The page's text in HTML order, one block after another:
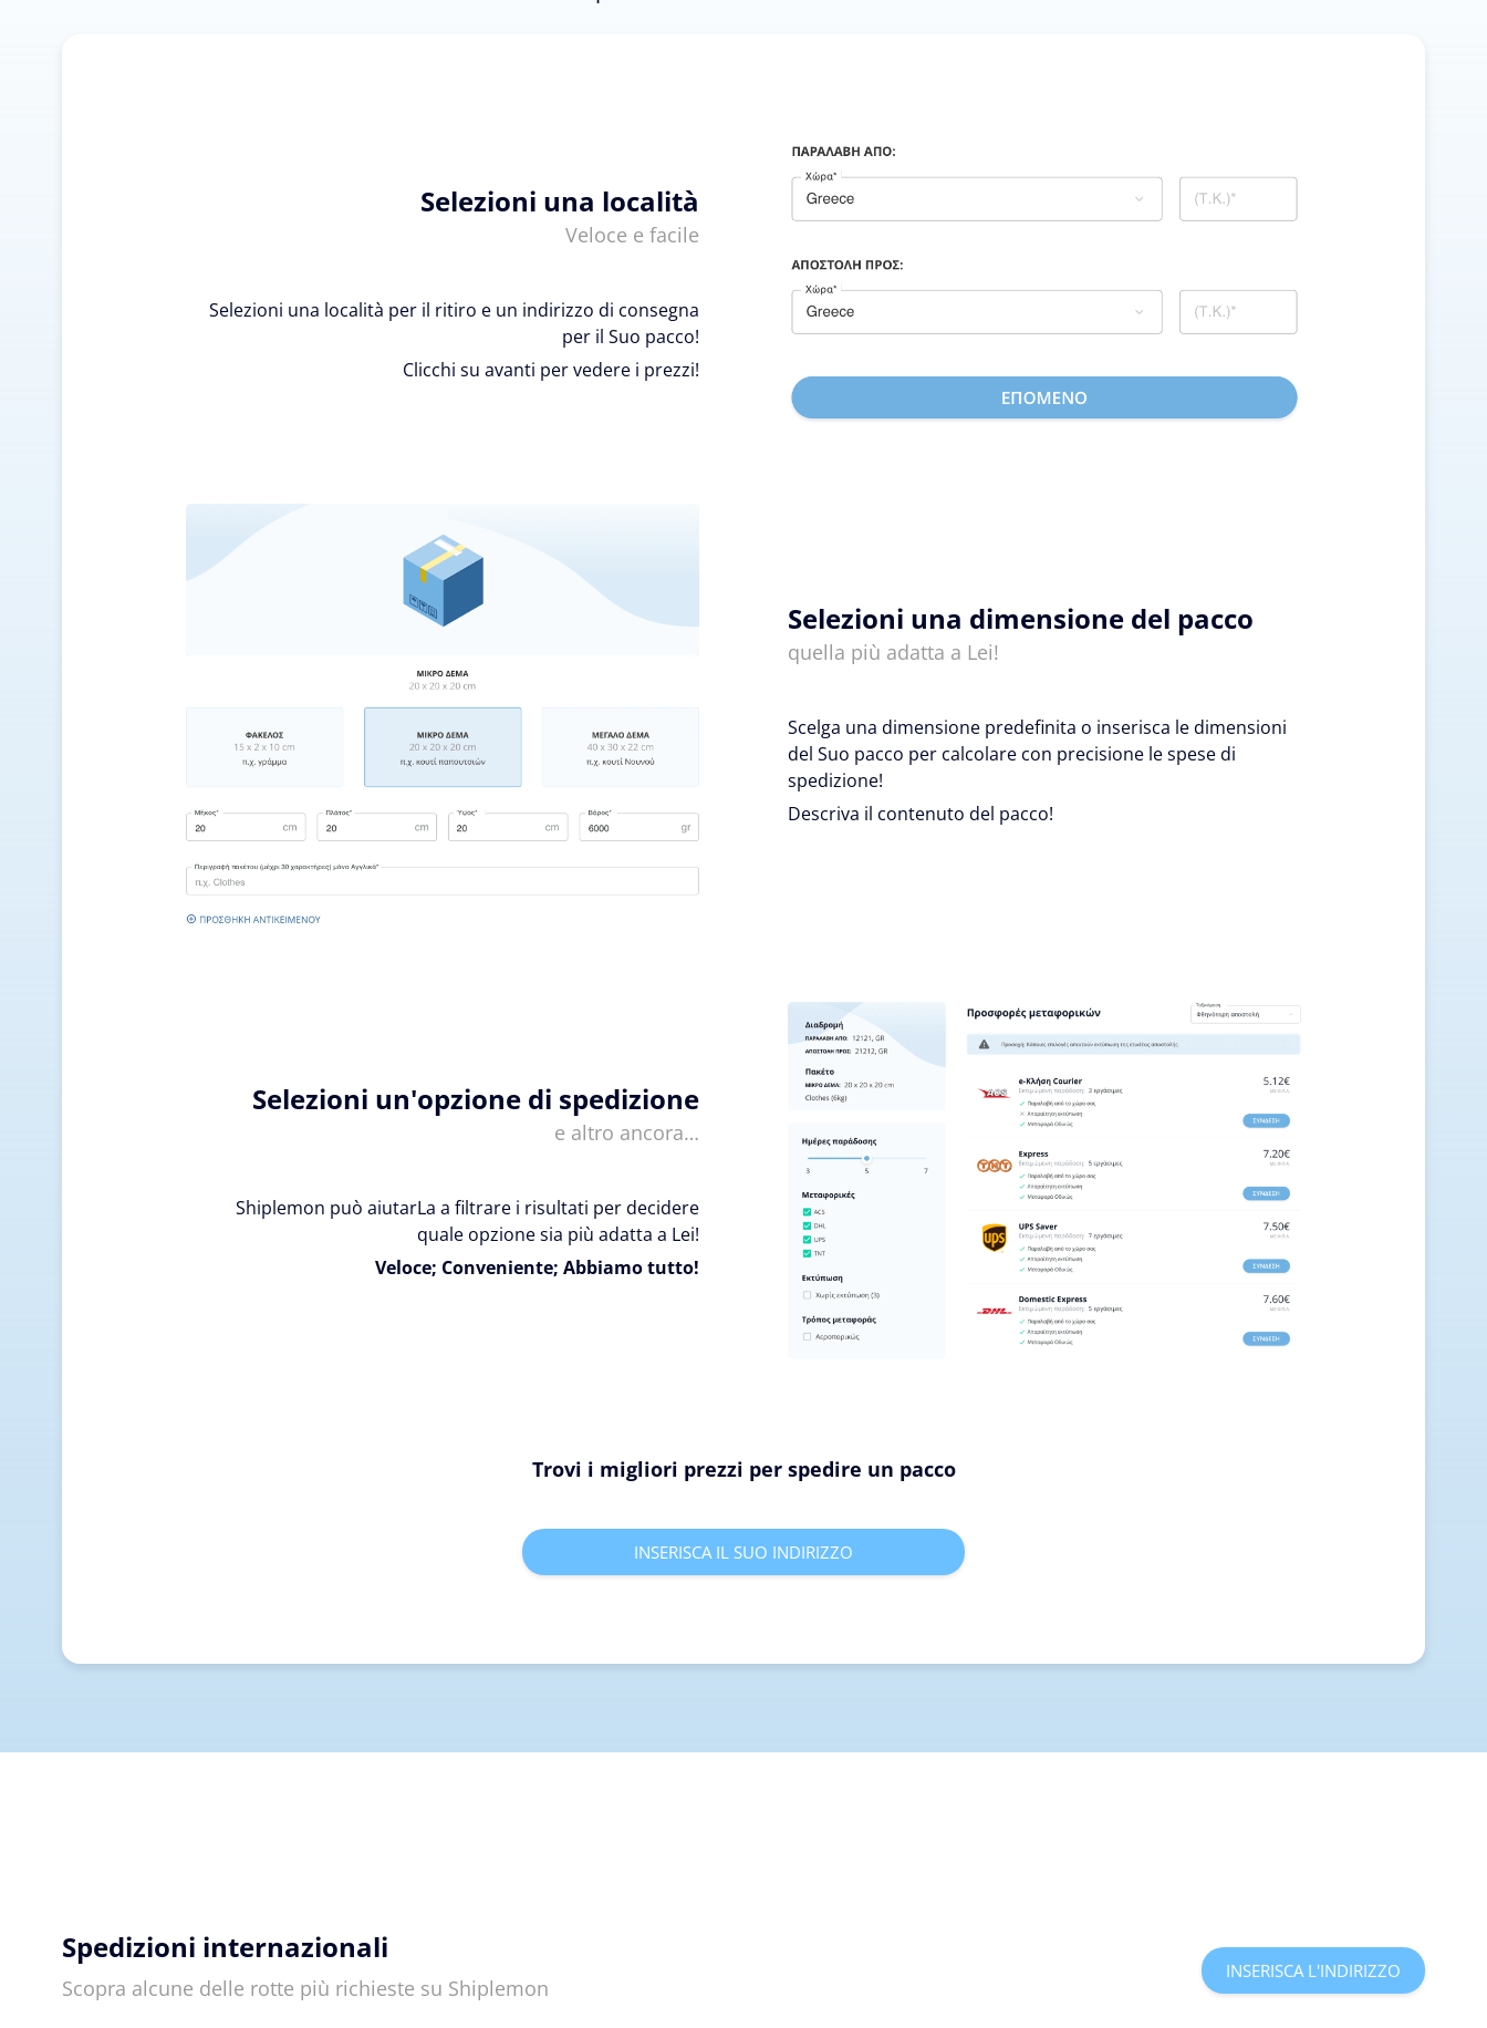
Selezioni una località
Veloce e facile
Selezioni una località per il ritiro e un indirizzo di consegna
per il Suo pacco!
Clicchi su avanti per vedere i prezzi!
Selezioni una dimensione del pacco
quella più adatta a Lei!
Scelga una dimensione predefinita o inserisca le dimensioni
del Suo pacco per calcolare con precisione le spese di
spedizione!
Descriva il contenuto del pacco!
Selezioni un'opzione di spedizione
e altro ancora…
Shiplemon può aiutarLa a filtrare i risultati per decidere
quale opzione sia più adatta a Lei!
Veloce; Conveniente; Abbiamo tutto!
Trovi i migliori prezzi per spedire un pacco
INSERISCA IL SUO INDIRIZZO
Spedizioni internazionali
Scopra alcune delle rotte più richieste su Shiplemon
INSERISCA L'INDIRIZZO